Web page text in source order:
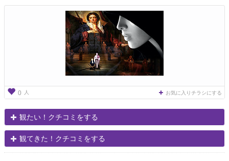
g
0 人 お気に入りチラシにする
観たい！クチコミをする
観てきた！クチコミをする